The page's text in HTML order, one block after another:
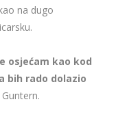
na dugo
osjećam kao kod
bih rado dolazio